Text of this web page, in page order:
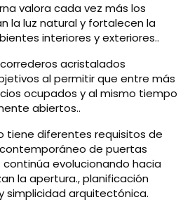
valora cada vez más los
la luz natural y fortalecen la
interiores y exteriores..
acristalados
al permitir que entre más
ocupados y al mismo tiempo
abiertos..
tiene diferentes requisitos de
de puertas
evolucionando hacia
la apertura., planificación
simplicidad arquitectónica.